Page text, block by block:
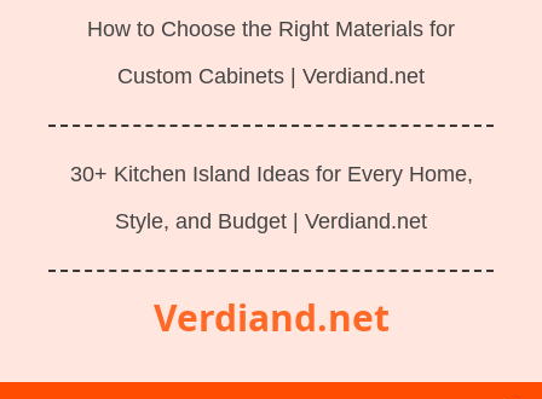
How to Choose the Right Materials for
Custom Cabinets | Verdiand.net
30+ Kitchen Island Ideas for Every Home,
Style, and Budget | Verdiand.net
Verdiand.net